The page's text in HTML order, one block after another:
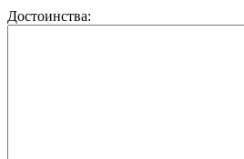
Достоинства: